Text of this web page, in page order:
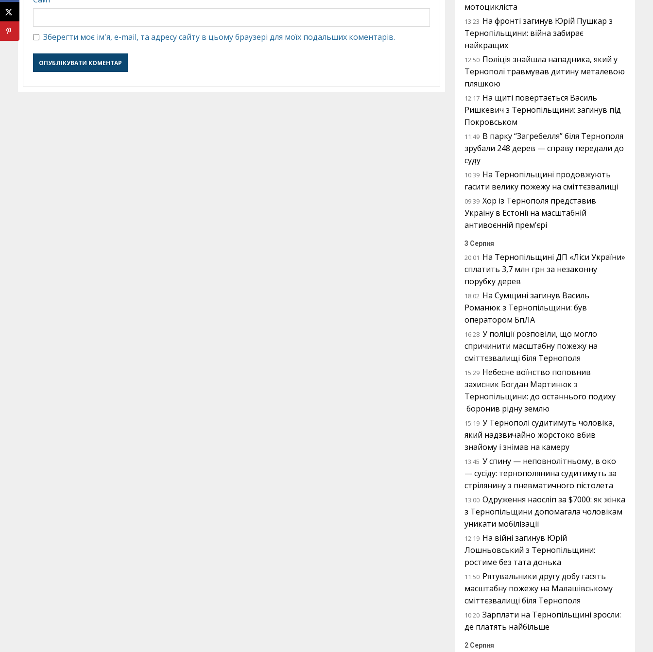
Зберегти моє ім'я, e-mail, та адресу сайту в цьому браузері для моїх подальших коментарів.
мотоцикліста
13:23 На фронті загинув Юрій Пушкар з
Тернопільщини: війна забирає
найкращих
12:50 Поліція знайшла нападника, який у
Тернополі травмував дитину металевою
пляшкою
12:17 На щиті повертається Василь
Ришкевич з Тернопільщини: загинув під
Покровськом
11:49 В парку “Загребелля” біля Тернополя
зрубали 248 дерев — справу передали до
суду
10:39 На Тернопільщині продовжують
гасити велику пожежу на сміттєзвалищі
09:39 Хор із Тернополя представив
Україну в Естонії на масштабній
антивоєнній прем’єрі
3 Серпня
20:01 На Тернопільщині ДП «Ліси України»
сплатить 3,7 млн грн за незаконну
порубку дерев
18:02 На Сумщині загинув Василь
Романюк з Тернопільщини: був
оператором БпЛА
16:28 У поліції розповіли, що могло
спричинити масштабну пожежу на
сміттєзвалищі біля Тернополя
15:29 Небесне воїнство поповнив
захисник Богдан Мартинюк з
Тернопільщини: до останнього подиху
боронив рідну землю
15:19 У Тернополі судитимуть чоловіка,
який надзвичайно жорстоко вбив
знайому і знімав на камеру
13:45 У спину — неповнолітньому, в око
— сусіду: тернополянина судитимуть за
стрілянину з пневматичного пістолета
13:00 Одруження наосліп за $7000: як жінка
з Тернопільщини допомагала чоловікам
уникати мобілізації
12:19 На війні загинув Юрій
Лошньовський з Тернопільщини:
ростиме без тата донька
11:50 Рятувальники другу добу гасять
масштабну пожежу на Малашівському
сміттєзвалищі біля Тернополя
10:20 Зарплати на Тернопільщині зросли:
де платять найбільше
2 Серпня